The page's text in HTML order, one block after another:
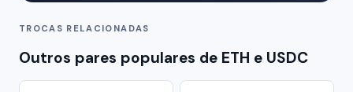
TROCAS RELACIONADAS
Outros pares populares de ETH e USDC